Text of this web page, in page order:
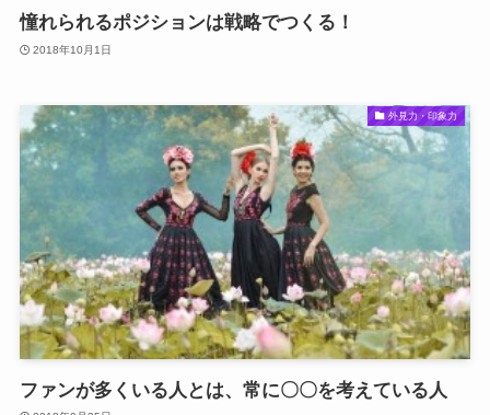
憧れられるポジションは戦略でつくる！
2018年10月1日
外見力・印象力
ファンが多くいる人とは、常に〇〇を考えている人